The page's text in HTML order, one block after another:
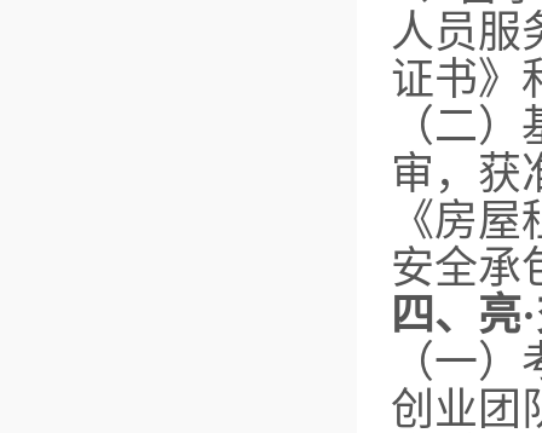
人员服
证书》
（二
审，获
《房
安全承
四、亮
（一）
创业团